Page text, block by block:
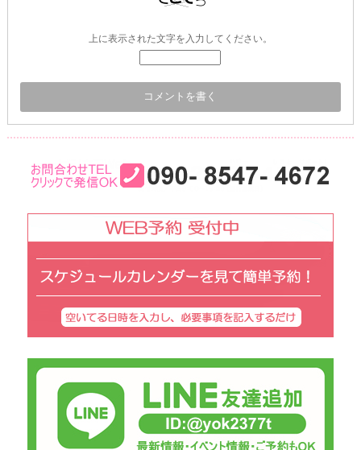
上に表示された文字を入力してください。